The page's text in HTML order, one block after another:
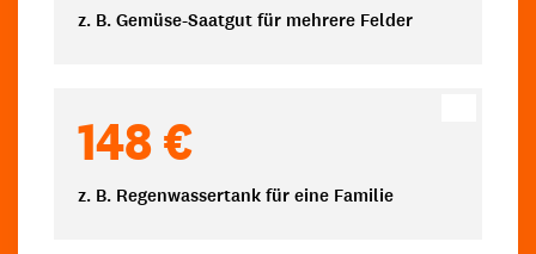
z. B. Gemüse-Saatgut für mehrere Felder
148 €
z. B. Regenwassertank für eine Familie